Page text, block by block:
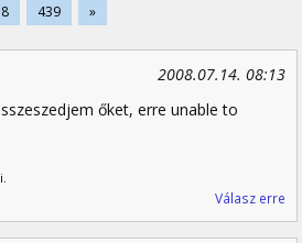
439 »
2008.07.14. 08:13
őket, erre unable to
Válasz erre